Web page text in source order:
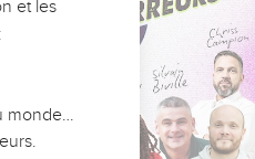
et les
monde…